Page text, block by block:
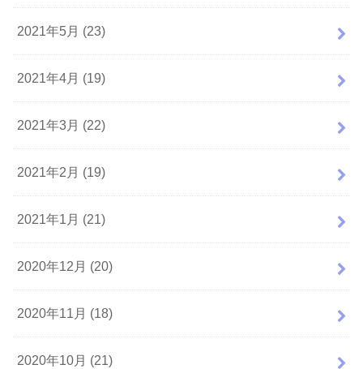
2021年5月 (23)
2021年4月 (19)
2021年3月 (22)
2021年2月 (19)
2021年1月 (21)
2020年12月 (20)
2020年11月 (18)
2020年10月 (21)